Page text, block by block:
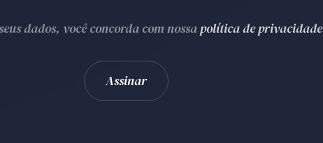
dados, você concorda com nossapolítica de privacidade